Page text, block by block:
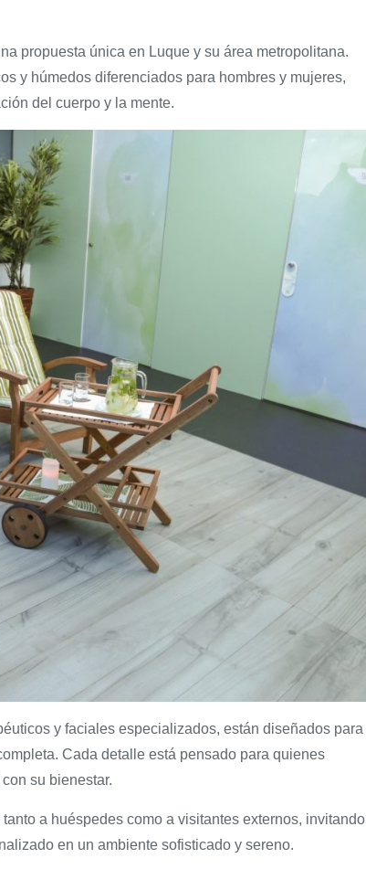
propuesta única en Luque y su área metropolitana.
y húmedos diferenciados para hombres y mujeres,
del cuerpo y la mente.
y faciales especializados, están diseñados para
Cada detalle está pensado para quienes
su bienestar.
a huéspedes como a visitantes externos, invitando
en un ambiente sofisticado y sereno.